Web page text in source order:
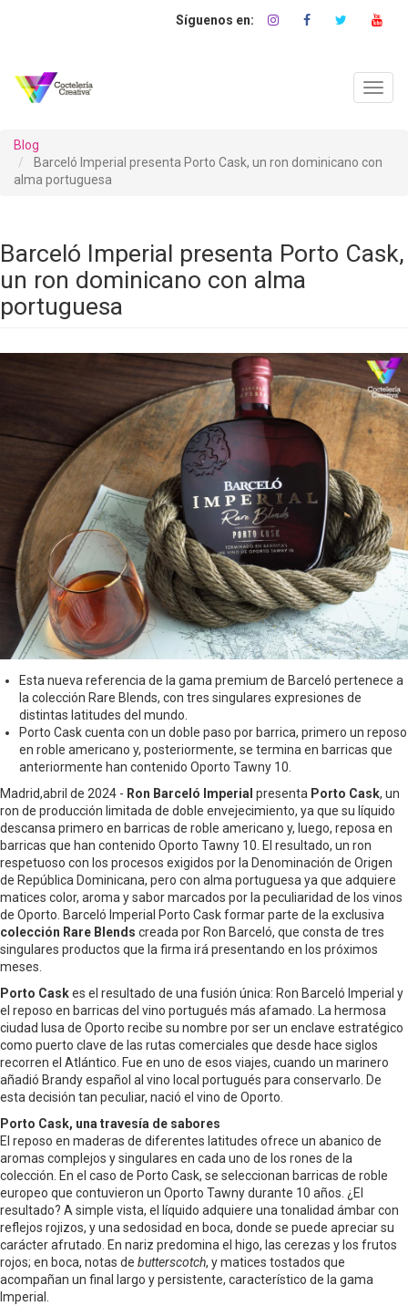
Blog
Barceló Imperial presenta Porto Cask, un ron dominicano con
alma portuguesa
Barceló Imperial presenta Porto Cask,
un ron dominicano con alma
portuguesa
Esta nueva referencia de la gama premium de Barceló pertenece a
la colección Rare Blends, con tres singulares expresiones de
distintas latitudes del mundo.
Porto Cask cuenta con un doble paso por barrica, primero un reposo
en roble americano y, posteriormente, se termina en barricas que
anteriormente han contenido Oporto Tawny 10.
Madrid,abril de 2024 - Ron Barceló Imperial presenta Porto Cask, un
ron de producción limitada de doble envejecimiento, ya que su líquido
descansa primero en barricas de roble americano y, luego, reposa en
barricas que han contenido Oporto Tawny 10. El resultado, un ron
respetuoso con los procesos exigidos por la Denominación de Origen
de República Dominicana, pero con alma portuguesa ya que adquiere
matices color, aroma y sabor marcados por la peculiaridad de los vinos
de Oporto. Barceló Imperial Porto Cask formar parte de la exclusiva
colección Rare Blends creada por Ron Barceló, que consta de tres
singulares productos que la firma irá presentando en los próximos
meses.
Porto Caskes el resultado de una fusión única: Ron Barceló Imperial y
el reposo en barricas del vino portugués más afamado. La hermosa
ciudad lusa de Oporto recibe su nombre por ser un enclave estratégico
como puerto clave de las rutas comerciales que desde hace siglos
recorren el Atlántico. Fue en uno de esos viajes, cuando un marinero
añadió Brandy español al vino local portugués para conservarlo. De
esta decisión tan peculiar, nació el vino de Oporto.
Porto Cask, una travesía de sabores
El reposo en maderas de diferentes latitudes ofrece un abanico de
aromas complejos y singulares en cada uno de los rones de la
colección. En el caso de Porto Cask, se seleccionan barricas de roble
europeo que contuvieron un Oporto Tawny durante 10 años. ¿El
resultado? A simple vista, el líquido adquiere una tonalidad ámbar con
reflejos rojizos, y una sedosidad en boca, donde se puede apreciar su
carácter afrutado. En nariz predomina el higo, las cerezas y los frutos
rojos; en boca, notas de butterscotch, y matices tostados que
acompañan un final largo y persistente, característico de la gama
Imperial.